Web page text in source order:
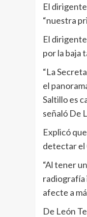
El
“nuestra
El
por la baja
“La
el
Saltillo es
señaló De
Explicó
detectar el
“Al tener
radiografía
afecte a
De León